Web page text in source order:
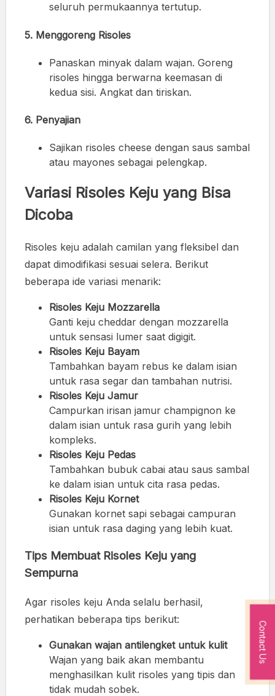
seluruh permukaannya tertutup.
5. Menggoreng Risoles
Panaskan minyak dalam wajan. Goreng
risoles hingga berwarna keemasan di
kedua sisi. Angkat dan tiriskan.
6. Penyajian
Sajikan risoles cheese dengan saus sambal
atau mayones sebagai pelengkap.
Variasi Risoles Keju yang Bisa
Dicoba
Risoles keju adalah camilan yang fleksibel dan
dapat dimodifikasi sesuai selera. Berikut
beberapa ide variasi menarik:
Risoles Keju Mozzarella
Ganti keju cheddar dengan mozzarella
untuk sensasi lumer saat digigit.
Risoles Keju Bayam
Tambahkan bayam rebus ke dalam isian
untuk rasa segar dan tambahan nutrisi.
Risoles Keju Jamur
Campurkan irisan jamur champignon ke
dalam isian untuk rasa gurih yang lebih
kompleks.
Risoles Keju Pedas
Tambahkan bubuk cabai atau saus sambal
ke dalam isian untuk cita rasa pedas.
Risoles Keju Kornet
Gunakan kornet sapi sebagai campuran
isian untuk rasa daging yang lebih kuat.
Tips Membuat Risoles Keju yang
Sempurna
Agar risoles keju Anda selalu berhasil,
perhatikan beberapa tips berikut:
Gunakan wajan antilengket untuk kulit
Wajan yang baik akan membantu
menghasilkan kulit risoles yang tipis dan
tidak mudah sobek.
Contact Us